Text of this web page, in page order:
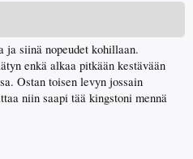
ja siinä nopeudet kohillaan.
enkä alkaa pitkään kestävään
Ostan toisen levyn jossain
niin saapi tää kingstoni mennä